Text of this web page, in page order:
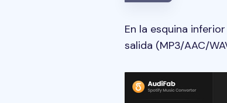
En la esquina
salida (MP3/AAC/